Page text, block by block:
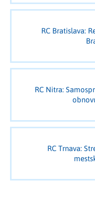
RC Bratislava:
RC Nitra:
RC Trnava: